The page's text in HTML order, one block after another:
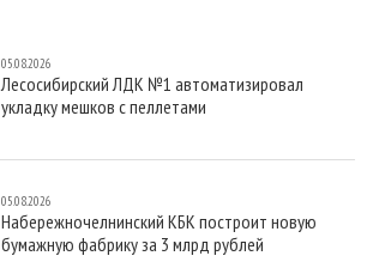
05.08.2026
Лесосибирский ЛДК №1 автоматизировал
укладку мешков с пеллетами
05.08.2026
Набережночелнинский КБК построит новую
бумажную фабрику за 3 млрд рублей